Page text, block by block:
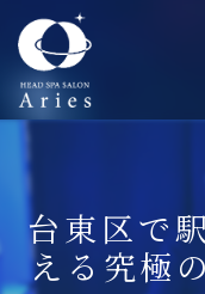
台東区で
える究極